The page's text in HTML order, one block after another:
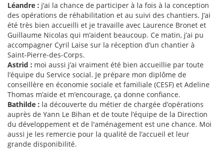
Léandre : j’ai la chance de participer à la fois à la conception
des opérations de réhabilitation et au suivi des chantiers. J’ai
été très bien accueilli et je travaille avec Laurence Bronet et
Guillaume Nicolas qui m’aident beaucoup. Ce matin, j’ai pu
accompagner Cyril Laise sur la réception d’un chantier à
Saint-Pierre-des-Corps.
Astrid : moi aussi j’ai vraiment été bien accueillie par toute
l’équipe du Service social. Je prépare mon diplôme de
conseillère en économie sociale et familiale (CESF) et Adeline
Thomas m’aide et m’encourage, ça donne confiance.
Bathilde : la découverte du métier de chargée d’opérations
auprès de Yann Le Bihan et de toute l’équipe de la Direction
du développement et de l'aménagement est une chance. Moi
aussi je les remercie pour la qualité de l’accueil et leur
grande disponibilité.